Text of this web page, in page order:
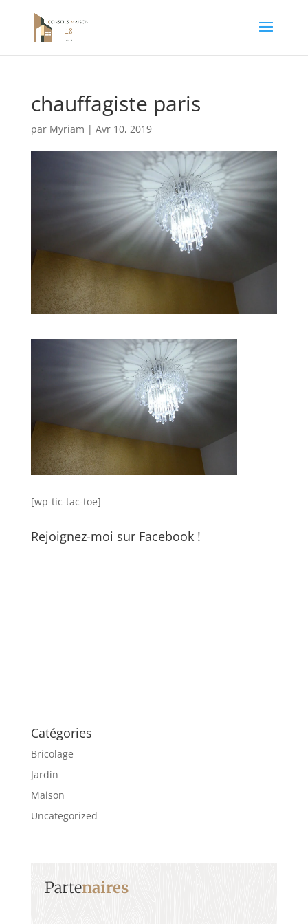
chauffagiste paris
par Myriam | Avr 10, 2019
[wp-tic-tac-toe]
Rejoignez-moi sur Facebook !
Catégories
Bricolage
Jardin
Maison
Uncategorized
Partenaires